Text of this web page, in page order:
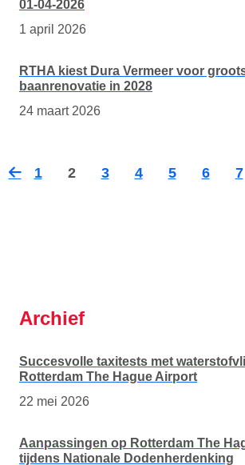
01-04-2026
1 april 2026
RTHA kiest Dura Vermeer voor
baanrenovatie in 2028
24 maart 2026
1 2 3 4 5 6 7
Archief
Succesvolle taxitests met
Rotterdam The Hague Airport
22 mei 2026
Aanpassingen op Rotterdam The
tijdens Nationale Dodenherdenking